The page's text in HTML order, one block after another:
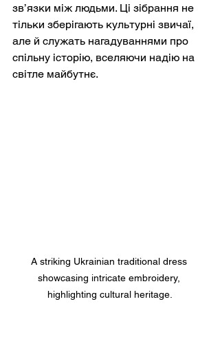
зв’язки між людьми. Ці зібрання не
тільки зберігають культурні звичаї,
але й служать нагадуваннями про
спільну історію, вселяючи надію на
світле майбутнє.
A striking Ukrainian traditional dress
showcasing intricate embroidery,
highlighting cultural heritage.